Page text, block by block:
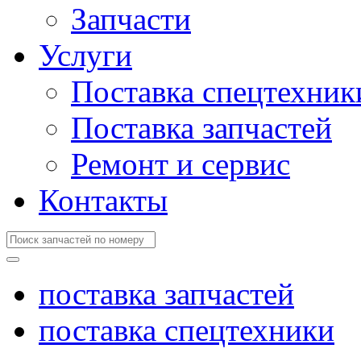
Запчасти
Услуги
Поставка
Поставка запчастей
Ремонт и сервис
Контакты
поставка запчастей
поставка спецтехники